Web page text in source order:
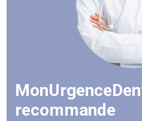
recommande